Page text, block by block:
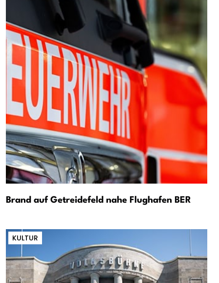
Brand auf Getreidefeld nahe Flughafen BER
KULTUR